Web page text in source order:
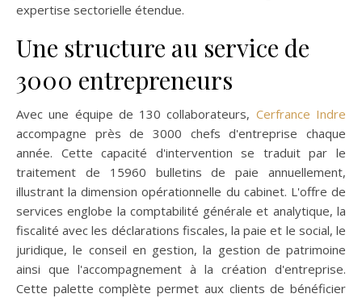
expertise sectorielle étendue.
Une structure au service de
3000 entrepreneurs
Avec une équipe de 130 collaborateurs, Cerfrance Indre
accompagne près de 3000 chefs d'entreprise chaque
année. Cette capacité d'intervention se traduit par le
traitement de 15960 bulletins de paie annuellement,
illustrant la dimension opérationnelle du cabinet. L'offre de
services englobe la comptabilité générale et analytique, la
fiscalité avec les déclarations fiscales, la paie et le social, le
juridique, le conseil en gestion, la gestion de patrimoine
ainsi que l'accompagnement à la création d'entreprise.
Cette palette complète permet aux clients de bénéficier